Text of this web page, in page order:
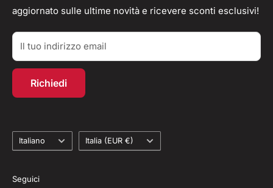
Parlano di Noi
Acquisti TAX-FREE
Resi/Rimborsi
Contatti
Account personale
Programma fedeltà
Recesso dal contratto
aggiornato sulle ultime novità e ricevere sconti esclusivi!
Il tuo indirizzo email
Richiedi
Lingua
Italiano Paese
Italia (EUR €)
Seguici